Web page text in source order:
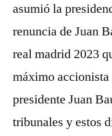
asumió la
renuncia de Juan
real madrid 2023
máximo
presidente Juan
tribunales y estos